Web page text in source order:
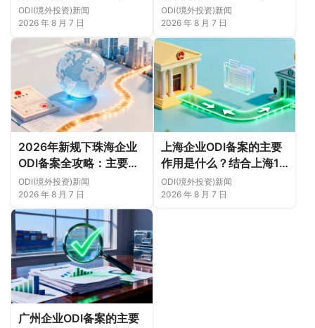
规下先把这几个问题弄明
白（附成功案例与正规靠
谱代办中介推荐）
ODI(境外投资)新闻
2026 年 8 月 7 日
规下，把这件事说透
ODI(境外投资)新闻
2026 年 8 月 7 日
2026年新规下珠海企业
ODI备案全攻略：主要作
用、各区合规重点、外汇
登记与案例解析正规靠谱
代办中介推荐
ODI(境外投资)新闻
2026 年 8 月 7 日
上海企业ODI备案的主要
作用是什么？结合上海16
区企业特点，看懂2026
年境外投资合规逻辑
ODI(境外投资)新闻
2026 年 8 月 7 日
广州企业ODI备案的主要